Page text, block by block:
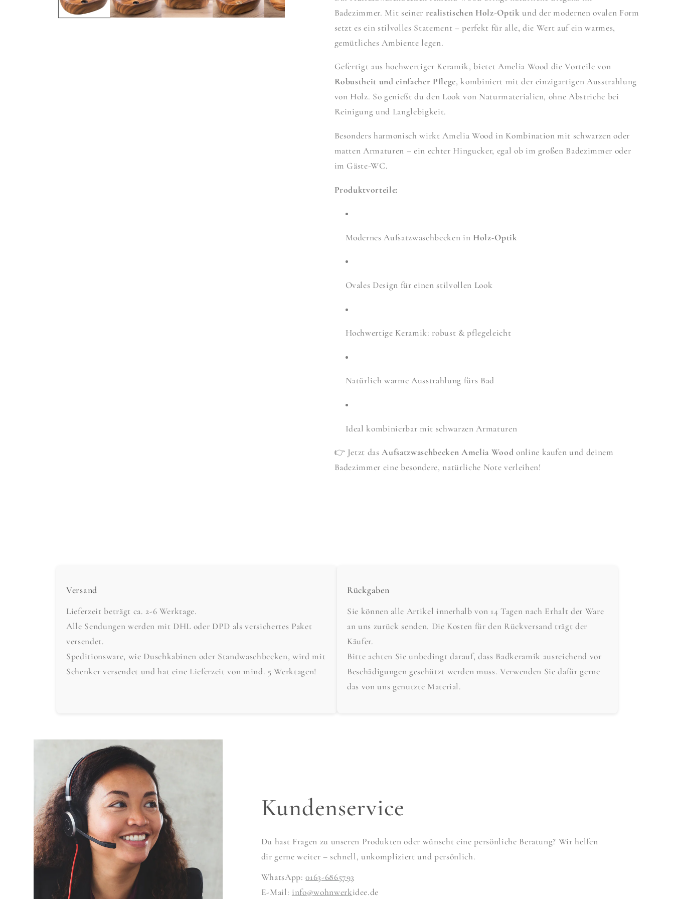
Badezimmer. Mit seiner realistischen Holz-Optik und der modernen ovalen Form
setzt es ein stilvolles Statement – perfekt für alle, die Wert auf ein warmes,
gemütliches Ambiente legen.
Gefertigt aus hochwertiger Keramik, bietet Amelia Wood die Vorteile von
Robustheit und einfacher Pflege, kombiniert mit der einzigartigen Ausstrahlung
von Holz. So genießt du den Look von Naturmaterialien, ohne Abstriche bei
Reinigung und Langlebigkeit.
Besonders harmonisch wirkt Amelia Wood in Kombination mit schwarzen oder
matten Armaturen – ein echter Hingucker, egal ob im großen Badezimmer oder
im Gäste-WC.
Produktvorteile:
Modernes Aufsatzwaschbecken in Holz-Optik
Ovales Design für einen stilvollen Look
Hochwertige Keramik: robust & pflegeleicht
Natürlich warme Ausstrahlung fürs Bad
Ideal kombinierbar mit schwarzen Armaturen
👉 Jetzt dasAufsatzwaschbecken Amelia Wood online kaufen und deinem
Badezimmer eine besondere, natürliche Note verleihen!
Versand
Lieferzeit beträgt ca. 2-6 Werktage.
Alle Sendungen werden mit DHL oder DPD als versichertes Paket
versendet.
Speditionsware, wie Duschkabinen oder Standwaschbecken, wird mit
Schenker versendet und hat eine Lieferzeit von mind. 5 Werktagen!
Rückgaben
Sie können alle Artikel innerhalb von 14 Tagen nach Erhalt der Ware
an uns zurück senden. Die Kosten für den Rückversand trägt der
Käufer.
Bitte achten Sie unbedingt darauf, dass Badkeramik ausreichend vor
Beschädigungen geschützt werden muss. Verwenden Sie dafür gerne
das von uns genutzte Material.
Kundenservice
Du hast Fragen zu unseren Produkten oder wünscht eine persönliche Beratung? Wir helfen
dir gerne weiter – schnell, unkompliziert und persönlich.
WhatsApp:0163-6865793
E-Mail: info@wohnwerkidee.de